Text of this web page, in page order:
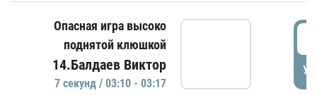
Опасная игра высоко
поднятой клюшкой
14.Балдаев Виктор
7 секунд / 03:10 - 03:17